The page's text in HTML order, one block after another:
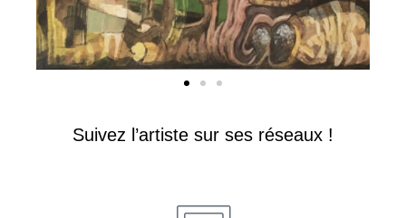
Suivez l’artiste sur ses réseaux !